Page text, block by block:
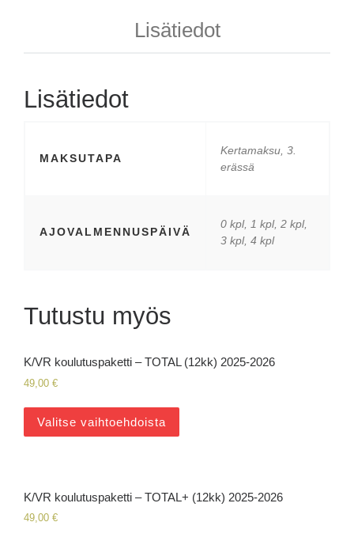
Lisätiedot
Lisätiedot
MAKSUTAPA
Kertamaksu, 3.
erässä
AJOVALMENNUSPÄIVÄ
0 kpl, 1 kpl, 2 kpl,
3 kpl, 4 kpl
Tutustu myös
K/VR koulutuspaketti – TOTAL (12kk) 2025-2026
49,00 €
Valitse vaihtoehdoista
K/VR koulutuspaketti – TOTAL+ (12kk) 2025-2026
49,00 €